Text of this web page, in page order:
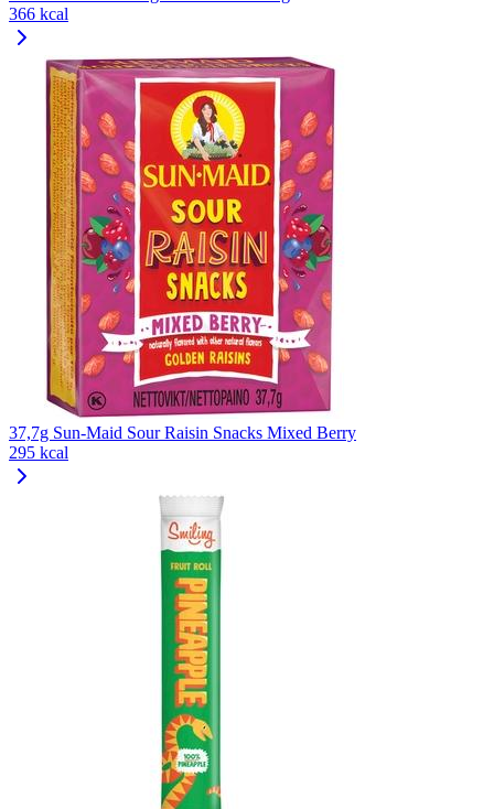
366 kcal
37,7g Sun-Maid Sour Raisin Snacks Mixed Berry
295 kcal